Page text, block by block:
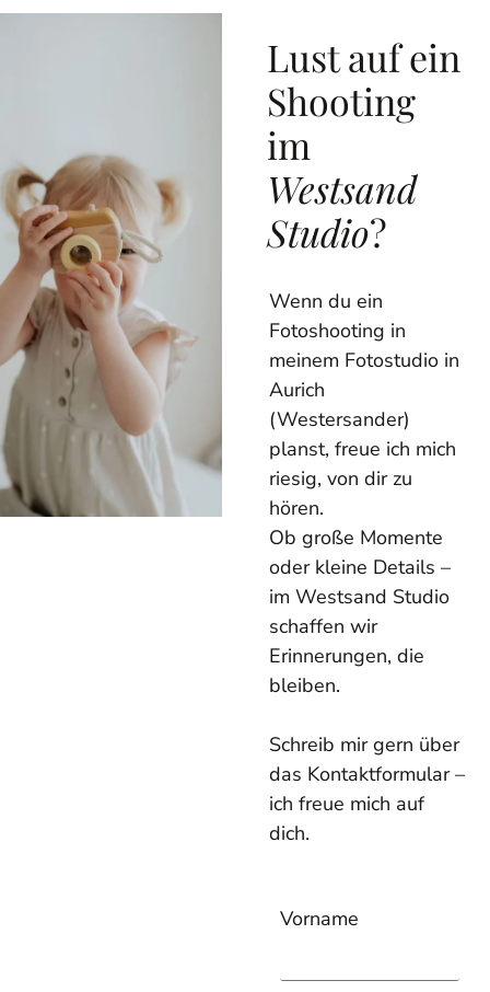
Lust auf ein
Shooting
im
Westsand
Studio?
Wenn du ein
Fotoshooting in
meinem Fotostudio in
Aurich
(Westersander)
planst, freue ich mich
riesig, von dir zu
hören.
Ob große Momente
oder kleine Details –
im Westsand Studio
schaffen wir
Erinnerungen, die
bleiben.
Schreib mir gern über
das Kontaktformular –
ich freue mich auf
dich.
Vorname